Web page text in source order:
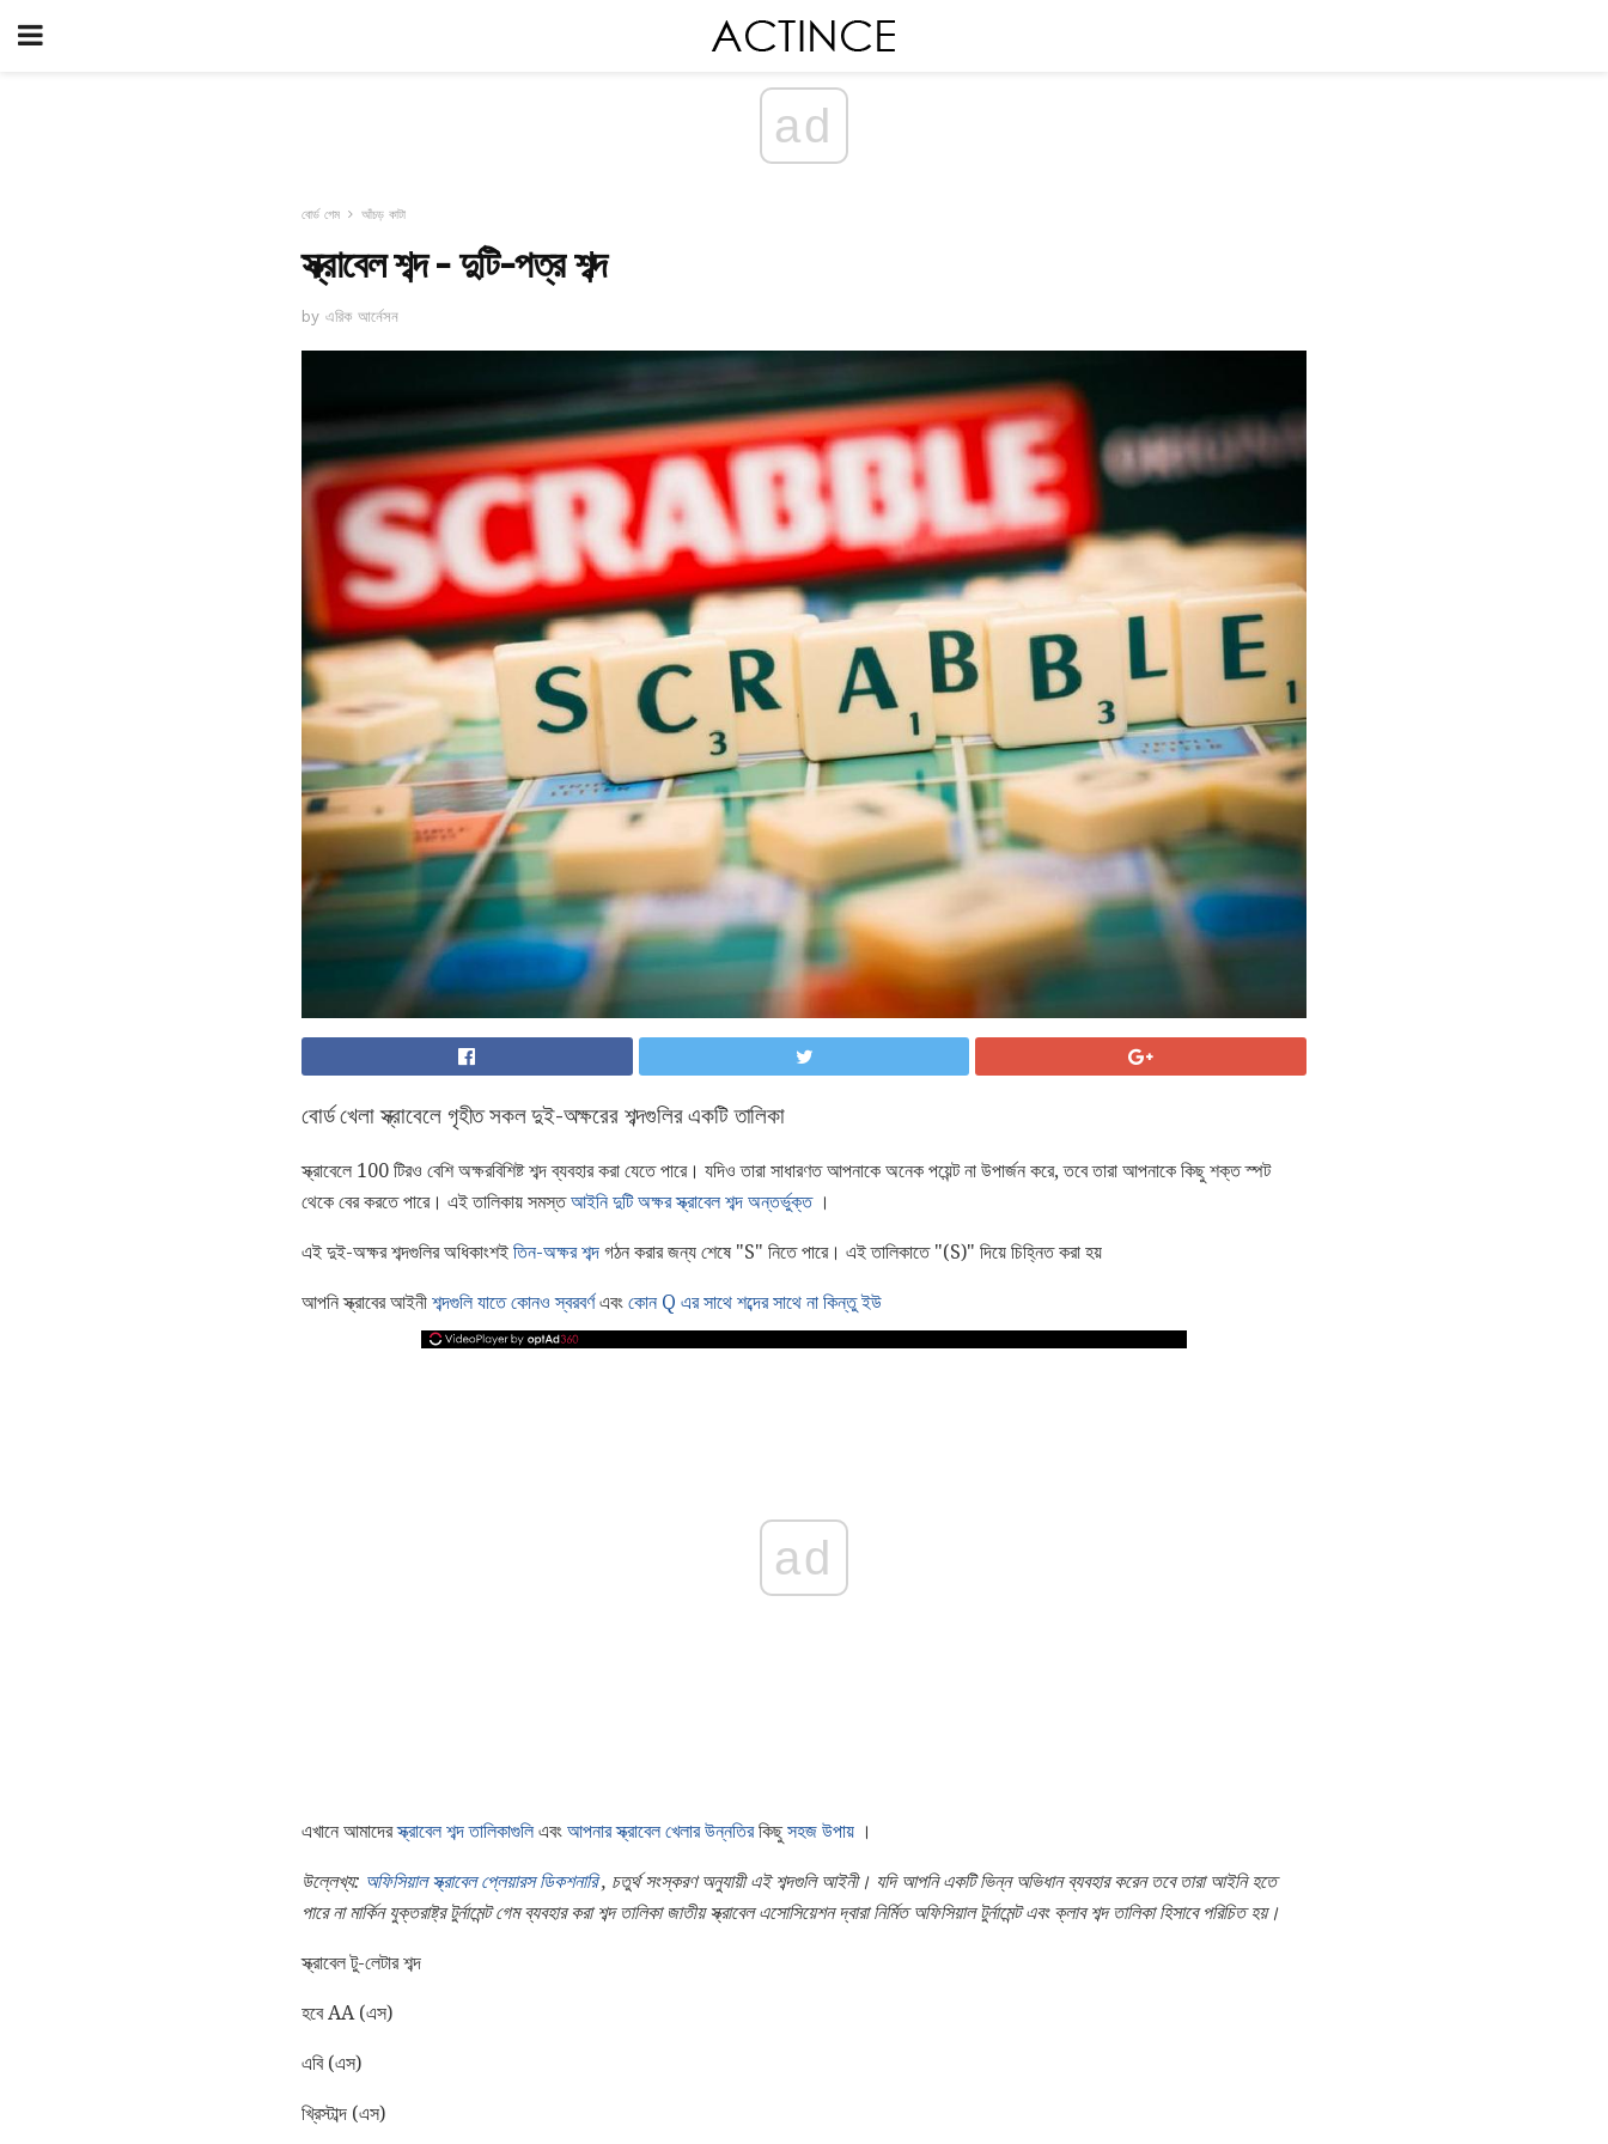
ad
বোর্ড গেম আঁচড় কাটা
স্ক্রাবেল শব্দ - দুটি-পত্র শব্দ
by এরিক আর্নেসন
বোর্ড খেলা স্ক্রাবেলে গৃহীত সকল দুই-অক্ষরের শব্দগুলির একটি তালিকা
স্ক্রাবেলে 100 টিরও বেশি অক্ষরবিশিষ্ট শব্দ ব্যবহার করা যেতে পারে। যদিও তারা সাধারণত আপনাকে অনেক পয়েন্ট না উপার্জন করে, তবে তারা আপনাকে কিছু শক্ত স্পট
থেকে বের করতে পারে। এই তালিকায় সমস্তআইনি দুটি অক্ষর স্ক্রাবেল শব্দ অন্তর্ভুক্ত।
এই দুই-অক্ষর শব্দগুলির অধিকাংশই তিন-অক্ষর শব্দ গঠন করার জন্য শেষে "S" নিতে পারে। এই তালিকাতে "(S)" দিয়ে চিহ্নিত করা হয়
আপনি স্ক্রাবের আইনী শব্দগুলি যাতে কোনও স্বরবর্ণএবং কোন Q এর সাথে শব্দের সাথে না কিন্তু ইউ
ad
এখানে আমাদেরস্ক্রাবেল শব্দ তালিকাগুলিএবং আপনার স্ক্রাবেল খেলার উন্নতিরকিছুসহজ উপায় ।
উল্লেখ্য: অফিসিয়াল স্ক্রাবেল প্লেয়ারস ডিকশনারি, চতুর্থ সংস্করণ অনুযায়ী এই শব্দগুলি আইনী। যদি আপনি একটি ভিন্ন অভিধান ব্যবহার করেন তবে তারা আইনি হতে
পারে না মার্কিন যুক্তরাষ্ট্র টুর্নামেন্ট গেম ব্যবহার করা শব্দ তালিকা জাতীয় স্ক্রাবেল এসোসিয়েশন দ্বারা নির্মিত অফিসিয়াল টুর্নামেন্ট এবং ক্লাব শব্দ তালিকা হিসাবে পরিচিত হয়।
স্ক্রাবেল টু-লেটার শব্দ
হবে AA (এস)
এবি (এস)
খ্রিস্টাব্দ (এস)